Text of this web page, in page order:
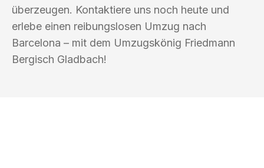
überzeugen. Kontaktiere uns noch heute und
erlebe einen reibungslosen Umzug nach
Barcelona – mit dem Umzugskönig Friedmann
Bergisch Gladbach!